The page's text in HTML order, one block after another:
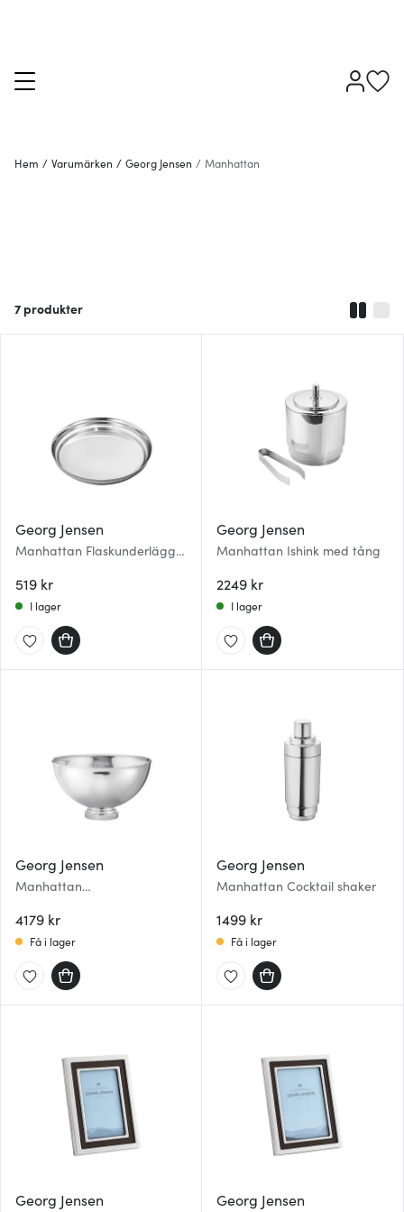
Hem / Varumärken / Georg Jensen / Manhattan
7 produkter
Georg Jensen
Manhattan Flaskunderlägg
519 kr
I lager
Georg Jensen
Manhattan Ishink med tång
2249 kr
I lager
Georg Jensen
Manhattan
4179 kr
Få i lager
Georg Jensen
Manhattan Cocktail shaker
1499 kr
Få i lager
Georg Jensen Georg Jensen